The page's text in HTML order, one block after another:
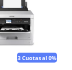
3 Cuotas al 0%